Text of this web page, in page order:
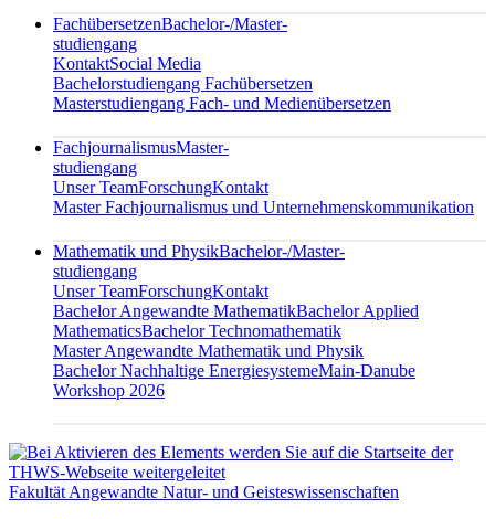
FachübersetzenBachelor-/Master-
studiengang
KontaktSocial Media
Bachelorstudiengang Fachübersetzen
Masterstudiengang Fach- und Medienübersetzen
FachjournalismusMaster-
studiengang
Unser TeamForschungKontakt
Master Fachjournalismus und Unternehmenskommunikation
Mathematik und PhysikBachelor-/Master-
studiengang
Unser TeamForschungKontakt
Bachelor Angewandte MathematikBachelor Applied
MathematicsBachelor Technomathematik
Master Angewandte Mathematik und Physik
Bachelor Nachhaltige EnergiesystemeMain-Danube
Workshop 2026
Fakultät Angewandte Natur- und Geisteswissenschaften